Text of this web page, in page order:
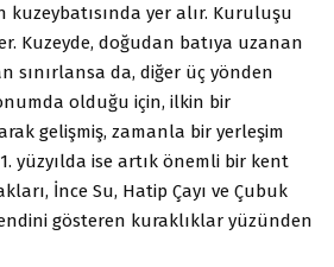
kuzeybatısında yer alır. Kuruluşu
Kuzeyde, doğudan batıya uzanan
sınırlansa da, diğer üç yönden
olduğu için, ilkin bir
gelişmiş, zamanla bir yerleşim
yüzyılda ise artık önemli bir kent
İnce Su, Hatip Çayı ve Çubuk
gösteren kuraklıklar yüzünden